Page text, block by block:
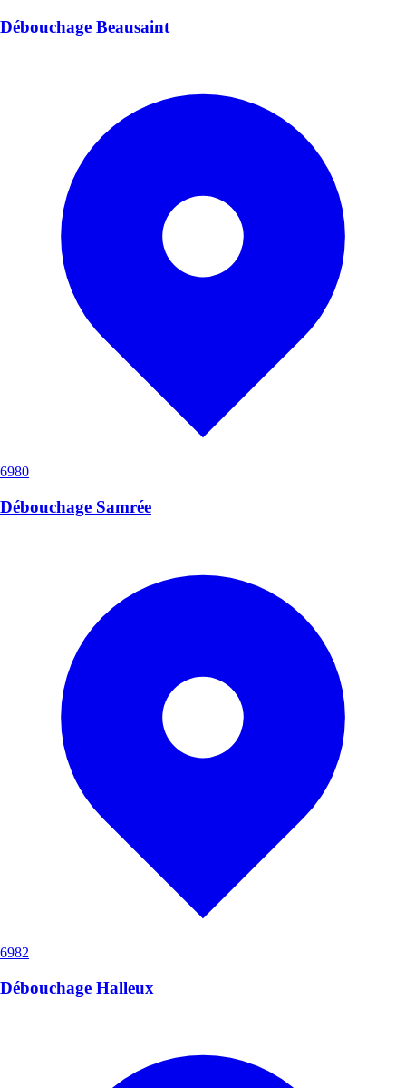
Débouchage Beausaint
6980
Débouchage Samrée
6982
Débouchage Halleux